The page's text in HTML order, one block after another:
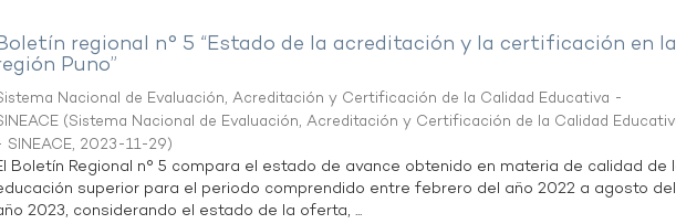
regional n° 5 “Estado de la acreditación y la certificación en la
Puno”
Nacional de Evaluación, Acreditación y Certificación de la Calidad Educativa -
(Sistema Nacional de Evaluación, Acreditación y Certificación de la Calidad
SINEACE, 2023-11-29)
Boletín Regional n° 5 compara el estado de avance obtenido en materia de calidad de
superior para el periodo comprendido entre febrero del año 2022 a agosto del
2023, considerando el estado de la oferta, ...